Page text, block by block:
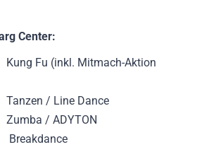
Center:
Fu (inkl. Mitmach-Aktion
/ Line Dance
/ ADYTON